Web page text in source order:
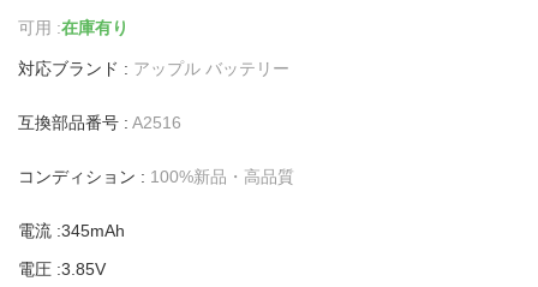
可用 :在庫有り
対応ブランド : アップル バッテリー
互換部品番号 : A2516
コンディション : 100%新品・高品質
電流 :345mAh
電圧 :3.85V